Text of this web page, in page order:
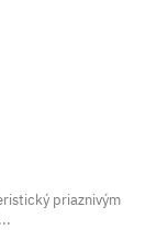
priaznivým